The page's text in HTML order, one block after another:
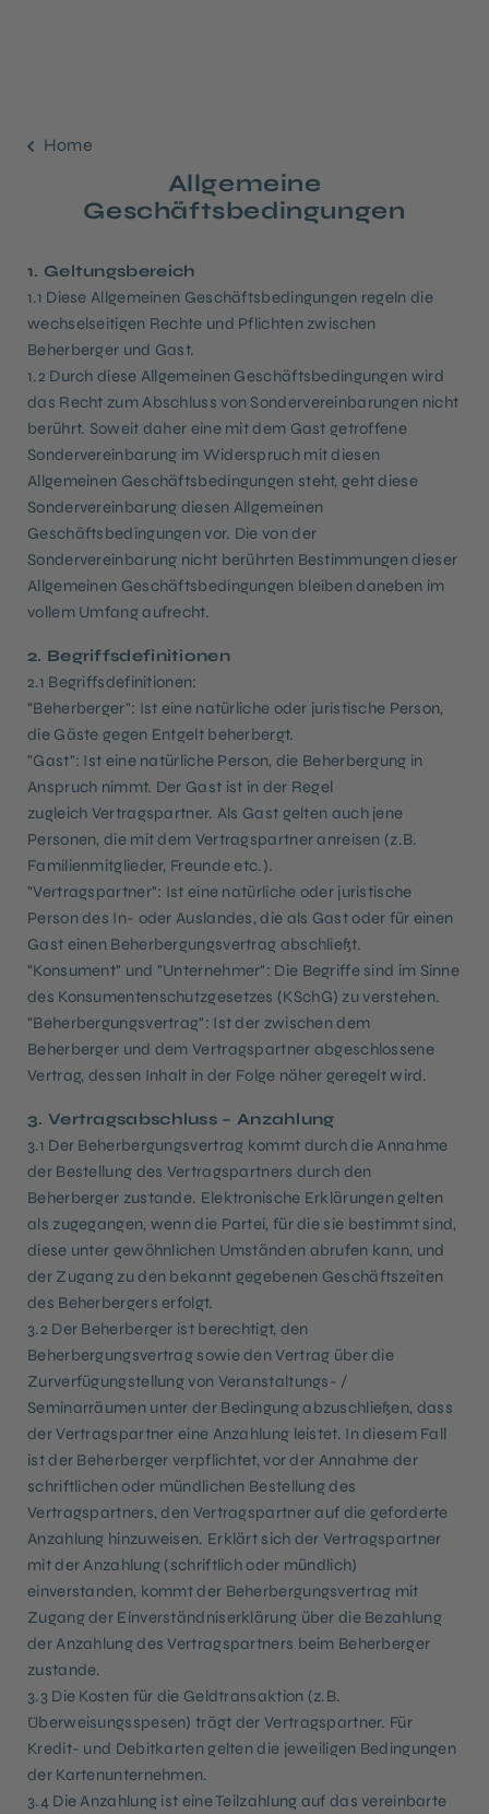
Home
Allgemeine
Geschäftsbedingungen
1. Geltungsbereich
1.1 Diese Allgemeinen Geschäftsbedingungen regeln die
wechselseitigen Rechte und Pflichten zwischen
Beherberger und Gast.
1.2 Durch diese Allgemeinen Geschäftsbedingungen wird
das Recht zum Abschluss von Sondervereinbarungen nicht
berührt. Soweit daher eine mit dem Gast getroffene
Sondervereinbarung im Widerspruch mit diesen
Allgemeinen Geschäftsbedingungen steht, geht diese
Sondervereinbarung diesen Allgemeinen
Geschäftsbedingungen vor. Die von der
Sondervereinbarung nicht berührten Bestimmungen dieser
Allgemeinen Geschäftsbedingungen bleiben daneben im
vollem Umfang aufrecht.
2. Begriffsdefinitionen
2.1 Begriffsdefinitionen:
"Beherberger": Ist eine natürliche oder juristische Person,
die Gäste gegen Entgelt beherbergt.
"Gast": Ist eine natürliche Person, die Beherbergung in
Anspruch nimmt. Der Gast ist in der Regel
zugleich Vertragspartner. Als Gast gelten auch jene
Personen, die mit dem Vertragspartner anreisen (z.B.
Familienmitglieder, Freunde etc.).
"Vertragspartner": Ist eine natürliche oder juristische
Person des In- oder Auslandes, die als Gast oder für einen
Gast einen Beherbergungsvertrag abschließt.
"Konsument" und "Unternehmer": Die Begriffe sind im Sinne
des Konsumentenschutzgesetzes (KSchG) zu verstehen.
"Beherbergungsvertrag": Ist der zwischen dem
Beherberger und dem Vertragspartner abgeschlossene
Vertrag, dessen Inhalt in der Folge näher geregelt wird.
3. Vertragsabschluss – Anzahlung
3.1 Der Beherbergungsvertrag kommt durch die Annahme
der Bestellung des Vertragspartners durch den
Beherberger zustande. Elektronische Erklärungen gelten
als zugegangen, wenn die Partei, für die sie bestimmt sind,
diese unter gewöhnlichen Umständen abrufen kann, und
der Zugang zu den bekannt gegebenen Geschäftszeiten
des Beherbergers erfolgt.
3.2 Der Beherberger ist berechtigt, den
Beherbergungsvertrag sowie den Vertrag über die
Zurverfügungstellung von Veranstaltungs- /
Seminarräumen unter der Bedingung abzuschließen, dass
der Vertragspartner eine Anzahlung leistet. In diesem Fall
ist der Beherberger verpflichtet, vor der Annahme der
schriftlichen oder mündlichen Bestellung des
Vertragspartners, den Vertragspartner auf die geforderte
Anzahlung hinzuweisen. Erklärt sich der Vertragspartner
mit der Anzahlung (schriftlich oder mündlich)
einverstanden, kommt der Beherbergungsvertrag mit
Zugang der Einverständniserklärung über die Bezahlung
der Anzahlung des Vertragspartners beim Beherberger
zustande.
3.3 Die Kosten für die Geldtransaktion (z.B.
Überweisungsspesen) trägt der Vertragspartner. Für
Kredit- und Debitkarten gelten die jeweiligen Bedingungen
der Kartenunternehmen.
3.4 Die Anzahlung ist eine Teilzahlung auf das vereinbarte